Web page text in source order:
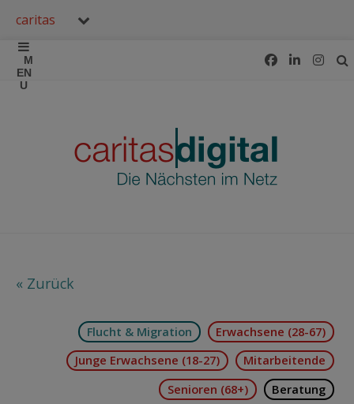
caritas
« Zurück
Flucht & Migration
Erwachsene (28-67)
Junge Erwachsene (18-27)
Mitarbeitende
Senioren (68+)
Beratung